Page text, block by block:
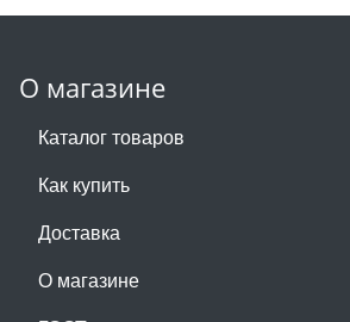
О магазине
Каталог товаров
Как купить
Доставка
О магазине